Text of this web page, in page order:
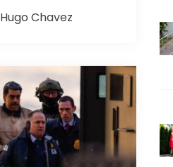
Hugo Chavez